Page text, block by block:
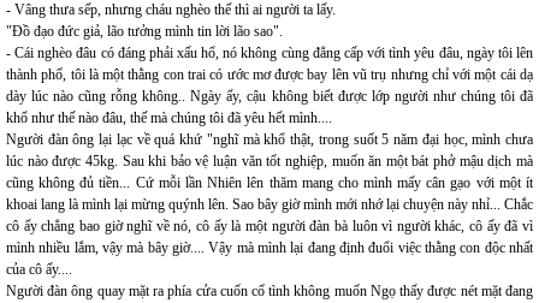
- Vâng thưa sếp, nhưng cháu nghèo thế thì ai người ta lấy.
"Đồ đạo đức giả, lão tưởng mình tin lời lão sao".
- Cái nghèo đâu có đáng phải xấu hổ, nó không cùng đẳng cấp với tình yêu đâu, ngày tôi lên
thành phố, tôi là một thằng con trai có ước mơ được bay lên vũ trụ nhưng chỉ với một cái dạ
dày lúc nào cũng rỗng không.. Ngày ấy, cậu không biết được lớp người như chúng tôi đã
khổ như thế nào đâu, thế mà chúng tôi đã yêu hết mình....
Người đàn ông lại lạc về quá khứ "nghĩ mà khổ thật, trong suốt 5 năm đại học, mình chưa
lúc nào được 45kg. Sau khi bảo vệ luận văn tốt nghiệp, muốn ăn một bát phở mậu dịch mà
cũng không đủ tiền... Cứ mỗi lần Nhiên lên thăm mang cho mình mấy cân gạo với một ít
khoai lang là mình lại mừng quýnh lên. Sao bây giờ mình mới nhớ lại chuyện này nhỉ... Chắc
cô ấy chẳng bao giờ nghĩ về nó, cô ấy là một người đàn bà luôn vì người khác, cô ấy đã vì
mình nhiều lắm, vậy mà bây giờ.... Vậy mà mình lại đang định đuổi việc thằng con độc nhất
của cô ấy....
Người đàn ông quay mặt ra phía cửa cuốn cố tình không muốn Ngọ thấy được nét mặt đang